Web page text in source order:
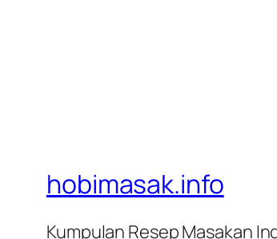
hobimasak.info
Kumpulan Resep Masakan